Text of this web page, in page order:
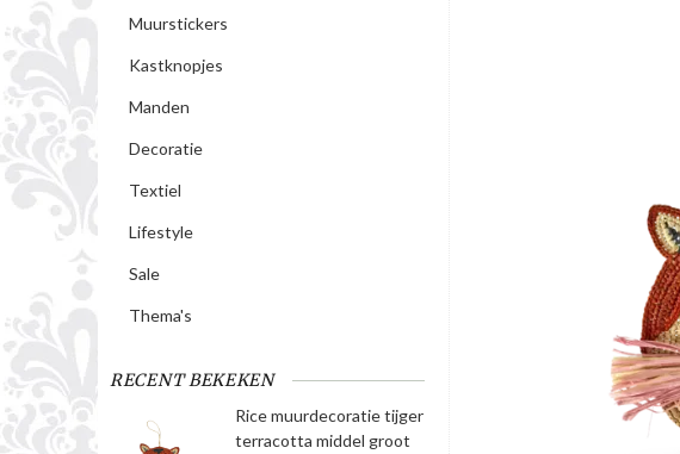
Muurstickers
Kastknopjes
Manden
Decoratie
Textiel
Lifestyle
Sale
Thema's
RECENT BEKEKEN
Rice muurdecoratie tijger
terracotta middel groot